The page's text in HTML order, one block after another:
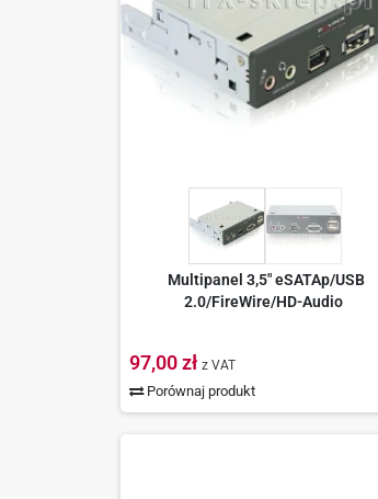
Multipanel 3,5" eSATAp/USB
2.0/FireWire/HD-Audio
97,00 zł z VAT
Porównaj produkt